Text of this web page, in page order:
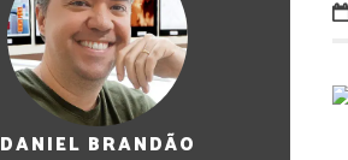
DANIEL BRANDÃO